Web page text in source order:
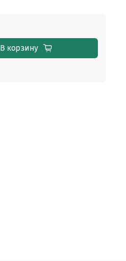
В корзину